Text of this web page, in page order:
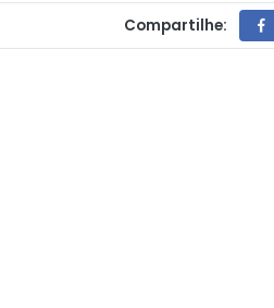
Compartilhe: